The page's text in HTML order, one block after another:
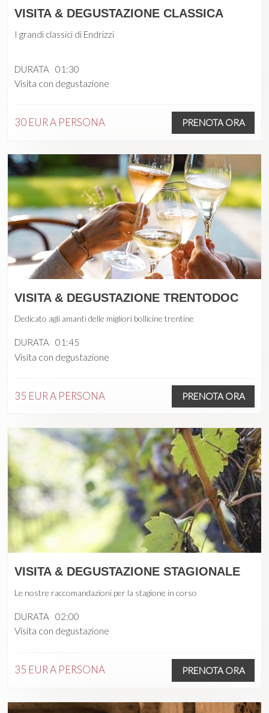
VISITA & DEGUSTAZIONE CLASSICA
Visita con degustazione
I grandi classici di Endrizzi
DURATA 01:30
30 EURA PERSONA PRENOTA ORA
VISITA & DEGUSTAZIONE TRENTODOC
Visita con degustazione
Dedicato agli amanti delle migliori bollicine trentine
DURATA 01:45
35 EURA PERSONA PRENOTA ORA
VISITA & DEGUSTAZIONE STAGIONALE
Visita con degustazione
Le nostre raccomandazioni per la stagione in corso
DURATA 02:00
35 EURA PERSONA PRENOTA ORA